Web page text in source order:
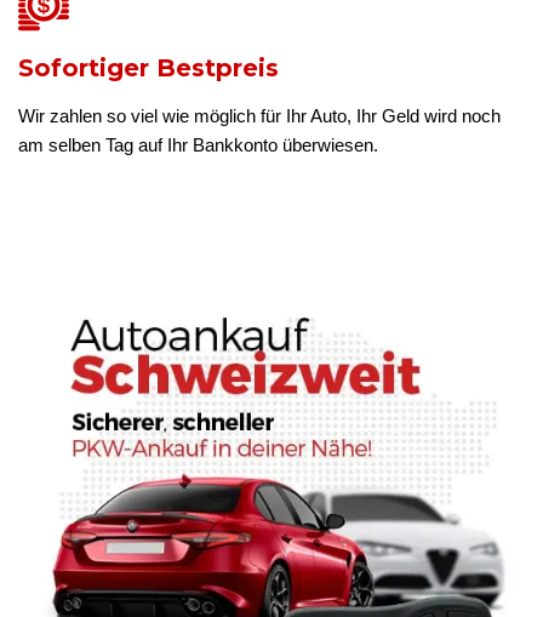
Sofortiger Bestpreis
Wir zahlen so viel wie möglich für Ihr Auto, Ihr Geld wird noch
am selben Tag auf Ihr Bankkonto überwiesen.